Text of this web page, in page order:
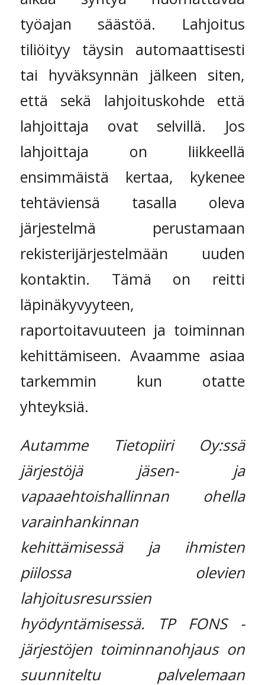
työajan säästöä. Lahjoitus
tiliöityy täysin automaattisesti
tai hyväksynnän jälkeen siten,
että sekä lahjoituskohde että
lahjoittaja ovat selvillä. Jos
lahjoittaja on liikkeellä
ensimmäistä kertaa, kykenee
tehtäviensä tasalla oleva
järjestelmä perustamaan
rekisterijärjestelmään uuden
kontaktin. Tämä on reitti
läpinäkyvyyteen,
raportoitavuuteen ja toiminnan
kehittämiseen. Avaamme asiaa
tarkemmin kun otatte
yhteyksiä.
Autamme Tietopiiri Oy:ssä
järjestöjä jäsen- ja
vapaaehtoishallinnan ohella
varainhankinnan
kehittämisessä ja ihmisten
piilossa olevien
lahjoitusresurssien
hyödyntämisessä. TP FONS -
järjestöjen toiminnanohjaus on
suunniteltu palvelemaan